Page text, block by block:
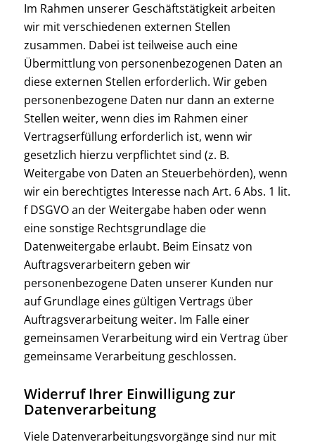
Im Rahmen unserer Geschäftstätigkeit arbeiten
wir mit verschiedenen externen Stellen
zusammen. Dabei ist teilweise auch eine
Übermittlung von personenbezogenen Daten an
diese externen Stellen erforderlich. Wir geben
personenbezogene Daten nur dann an externe
Stellen weiter, wenn dies im Rahmen einer
Vertragserfüllung erforderlich ist, wenn wir
gesetzlich hierzu verpflichtet sind (z. B.
Weitergabe von Daten an Steuerbehörden), wenn
wir ein berechtigtes Interesse nach Art. 6 Abs. 1 lit.
f DSGVO an der Weitergabe haben oder wenn
eine sonstige Rechtsgrundlage die
Datenweitergabe erlaubt. Beim Einsatz von
Auftragsverarbeitern geben wir
personenbezogene Daten unserer Kunden nur
auf Grundlage eines gültigen Vertrags über
Auftragsverarbeitung weiter. Im Falle einer
gemeinsamen Verarbeitung wird ein Vertrag über
gemeinsame Verarbeitung geschlossen.
Widerruf Ihrer Einwilligung zur
Datenverarbeitung
Viele Datenverarbeitungsvorgänge sind nur mit